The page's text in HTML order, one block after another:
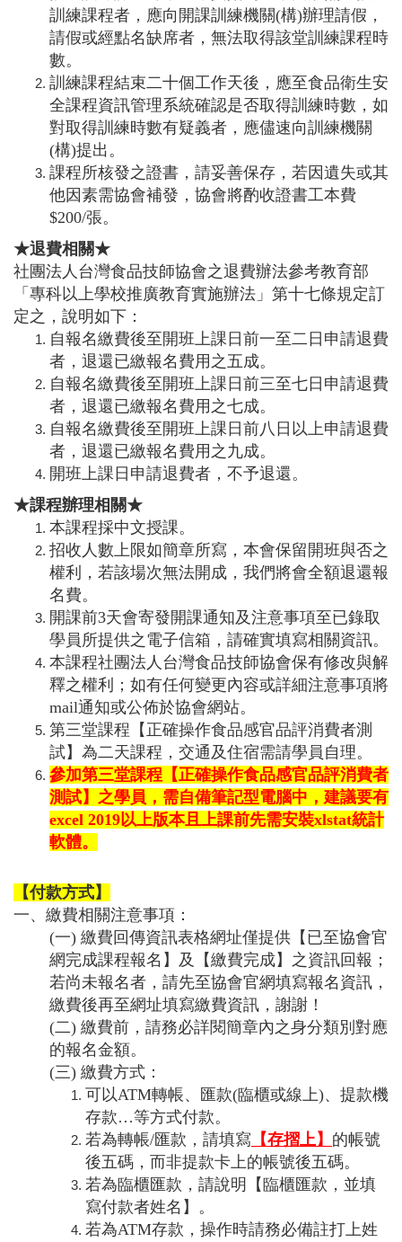
訓練課程者，應向開課訓練機關(構)辦理請假，
請假或經點名缺席者，無法取得該堂訓練課程時
數。
訓練課程結束二十個工作天後，應至食品衛生安
全課程資訊管理系統確認是否取得訓練時數，如
對取得訓練時數有疑義者，應儘速向訓練機關
(構)提出。
課程所核發之證書，請妥善保存，若因遺失或其
他因素需協會補發，協會將酌收證書工本費
$200/張。
★退費相關★
社團法人台灣食品技師協會之退費辦法參考教育部
「專科以上學校推廣教育實施辦法」第十七條規定訂
定之，說明如下：
自報名繳費後至開班上課日前一至二日申請退費
者，退還已繳報名費用之五成。
自報名繳費後至開班上課日前三至七日申請退費
者，退還已繳報名費用之七成。
自報名繳費後至開班上課日前八日以上申請退費
者，退還已繳報名費用之九成。
開班上課日申請退費者，不予退還。
★課程辦理相關★
本課程採中文授課。
招收人數上限如簡章所寫，本會保留開班與否之
權利，若該場次無法開成，我們將會全額退還報
名費。
開課前3天會寄發開課通知及注意事項至已錄取
學員所提供之電子信箱，請確實填寫相關資訊。
本課程社團法人台灣食品技師協會保有修改與解
釋之權利；如有任何變更內容或詳細注意事項將
mail通知或公佈於協會網站。
第三堂課程【正確操作食品感官品評消費者測
試】為二天課程，交通及住宿需請學員自理。
參加第三堂課程【正確操作食品感官品評消費者
測試】之學員，需自備筆記型電腦中，建議要有
excel 2019以上版本且上課前先需安裝xlstat統計
軟體。
【付款方式】
一、繳費相關注意事項：
(一) 繳費回傳資訊表格網址僅提供【已至協會官
網完成課程報名】及【繳費完成】之資訊回報；
若尚未報名者，請先至協會官網填寫報名資訊，
繳費後再至網址填寫繳費資訊，謝謝！
(二) 繳費前，請務必詳閱簡章內之身分類別對應
的報名金額。
(三) 繳費方式：
可以ATM轉帳、匯款(臨櫃或線上)、提款機
存款…等方式付款。
若為轉帳/匯款，請填寫 【存摺上】 的帳號
後五碼，而非提款卡上的帳號後五碼。
若為臨櫃匯款，請說明【臨櫃匯款，並填
寫付款者姓名】。
若為ATM存款，操作時請務必備註打上姓